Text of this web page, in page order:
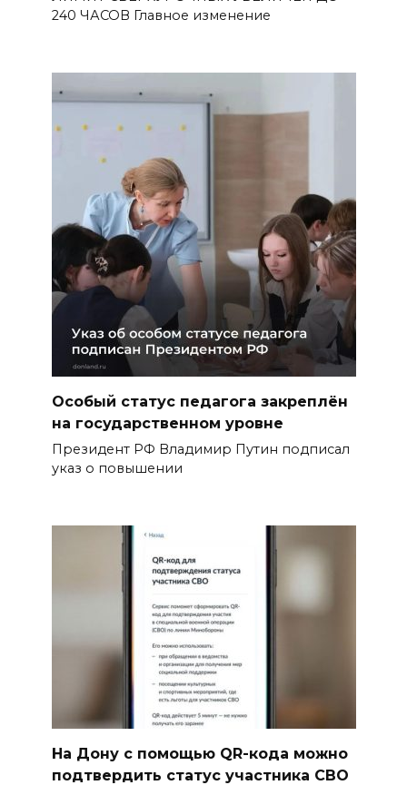
240 ЧАСОВ Главное изменение
Особый статус педагога закреплён
на государственном уровне
Президент РФ Владимир Путин подписал
указ о повышении
На Дону с помощью QR-кода можно
подтвердить статус участника СВО